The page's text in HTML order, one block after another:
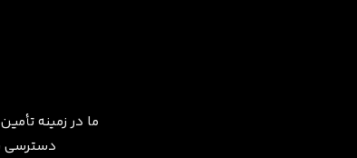
ما در زمینه
دسترسی